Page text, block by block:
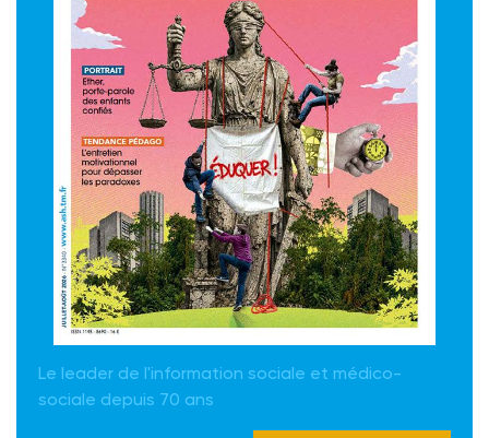
Le leader de l'information sociale et médico-
sociale depuis 70 ans